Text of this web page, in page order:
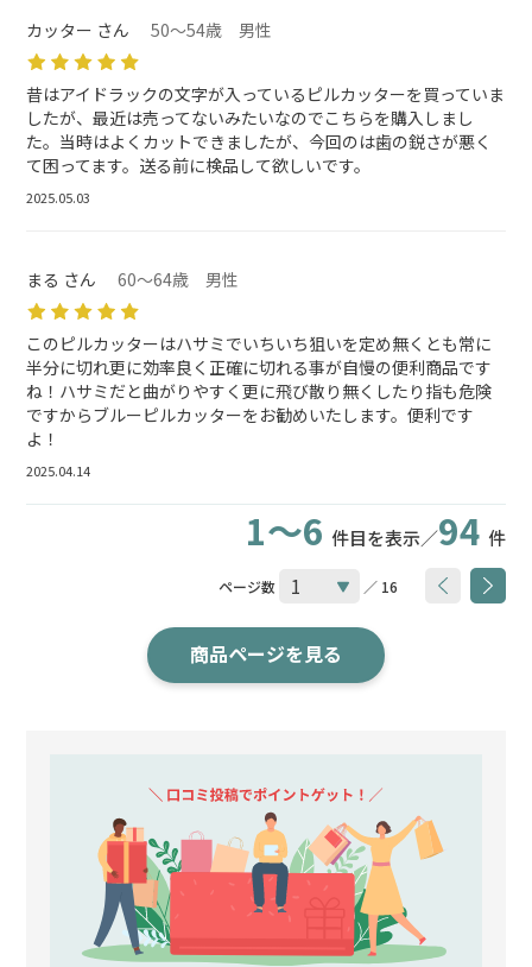
カッター さん 50～54歳 男性
昔はアイドラックの文字が入っているピルカッターを買っていま
したが、最近は売ってないみたいなのでこちらを購入しまし
た。当時はよくカットできましたが、今回のは歯の鋭さが悪く
て困ってます。送る前に検品して欲しいです。
2025.05.03
まる さん 60～64歳 男性
このピルカッターはハサミでいちいち狙いを定め無くとも常に
半分に切れ更に効率良く正確に切れる事が自慢の便利商品です
ね！ハサミだと曲がりやすく更に飛び散り無くしたり指も危険
ですからブルーピルカッターをお勧めいたします。便利です
よ！
2025.04.14
1～6 件目を表示／94 件
ページ数 ／ 16
商品ページを見る